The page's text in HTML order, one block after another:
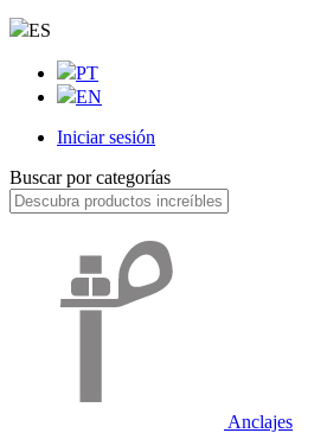
ES
PT
EN
account
menu
Iniciar sesión
Buscar por categorías
Anclajes